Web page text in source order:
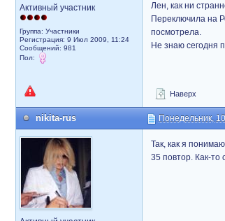
Активный участник
Группа: Участники
Регистрация: 9 Июл 2009, 11:24
Сообщений: 981
Пол:
Лен, как ни
Переключила на
посмотрела.
Не знаю сегодня
Наверх
nikita-rus Понедельник,
Так, как я
35 повтор. Как-то